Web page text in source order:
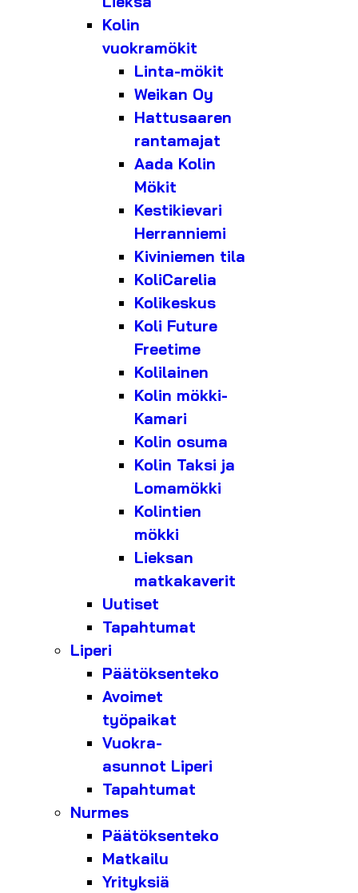
Kolin
vuokramökit
Linta-mökit
Weikan Oy
Hattusaaren
rantamajat
Aada Kolin
Mökit
Kestikievari
Herranniemi
Kiviniemen tila
KoliCarelia
Kolikeskus
Koli Future
Freetime
Kolilainen
Kolin mökki-
Kamari
Kolin osuma
Kolin Taksi ja
Lomamökki
Kolintien
mökki
Lieksan
matkakaverit
Uutiset
Tapahtumat
Liperi
Päätöksenteko
Avoimet
työpaikat
Vuokra-
asunnot Liperi
Tapahtumat
Nurmes
Päätöksenteko
Matkailu
Yrityksiä